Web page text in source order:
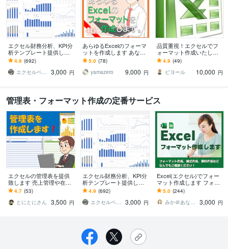
エクセル財務分析、KPI分
析テンプレート提供しま
す 財務・会計データをエ
クセルツールで簡単に可
視化・分析
4.9 (692)
エクセルベース
3,000 円
あらゆるExcelのフォーマ
ットを作成します あなた
専用のフォーマットを使
用したい方へ
5.0 (78)
yamazero
9,000 円
品質重視！エクセルでフ
ォーマット作成いたしま
す 使いやすいフォーマッ
トやデータベースを作成
します！
4.9 (49)
ピヨール
10,000 円
管理表・フォーマット作成の定番サービス
エクセルの管理表を提供
致します 売上管理や在庫
管理など様々な管理表の
フォーマットを作成しま
す
4.7 (53)
とにとにさん
3,500 円
エクセル財務分析、KPI分
析テンプレート提供しま
す 財務・会計データをエ
クセルツールで簡単に可
視化・分析
4.9 (692)
エクセルベース
3,000 円
Excel(エクセル)でフォー
マット作成します フォー
マット作成、様式作成、
資料作成などお任せくだ
さい！
5.0 (244)
みか＠あなたに寄り添うサポーター
3,000 円